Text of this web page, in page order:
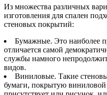
Из множества различных
изготовления для спален
стеновых покрытий:
Бумажные. Это наиболее
отличается самой
службы намного
видов.
Виниловые. Такие
бумаги, покрытую виниловой